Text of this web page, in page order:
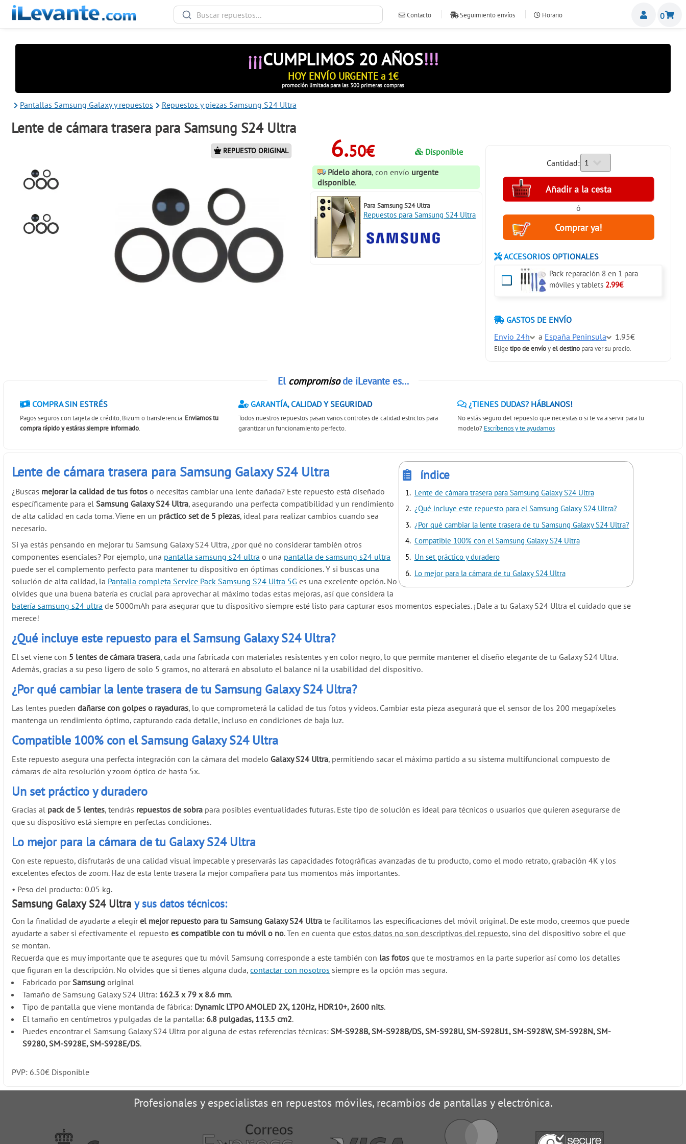
Contacto Seguimiento envíos Horario
ventas@ilevante.com
0
¡¡¡CUMPLIMOS 20 AÑOS!!!
HOY ENVÍO URGENTE a 1€
promoción limitada para las 300 primeras compras
Pantallas Samsung Galaxy y repuestos Repuestos y piezas Samsung S24 Ultra
Lente de cámara trasera para Samsung S24 Ultra
REPUESTO ORIGINAL 6.50€
Disponible
Pídelo ahora, con envío urgente
disponible.
Para Samsung S24 Ultra
Repuestos para Samsung S24 Ultra
Cantidad:
ó
ACCESORIOS OPTIONALES
Pack reparación 8 en 1 para
móviles y tablets 2.99€
GASTOS DE ENVÍO
Envio 24h
a España Peninsula 1.95€
Eligetipo de envíoyel destino para ver su precio.
El compromisode iLevante es...
COMPRA SIN ESTRÉS
Pagos seguros con tarjeta de crédito, Bizum o transferencia. Enviamos tu
compra rápido y estáras siempre informado.
GARANTÍA, CALIDAD Y SEGURIDAD
Todos nuestros repuestos pasan varios controles de calidad estrictos para
garantizar un funcionamiento perfecto.
¿TIENES DUDAS? HÁBLANOS!
No estás seguro del repuesto que necesitas o si te va a servir para tu
modelo? Escríbenos y te ayudamos
índice
Lente de cámara trasera para Samsung Galaxy S24 Ultra
¿Qué incluye este repuesto para el Samsung Galaxy S24 Ultra?
¿Por qué cambiar la lente trasera de tu Samsung Galaxy S24 Ultra?
Compatible 100% con el Samsung Galaxy S24 Ultra
Un set práctico y duradero
Lo mejor para la cámara de tu Galaxy S24 Ultra
Lente de cámara trasera para Samsung Galaxy S24 Ultra
¿Buscas mejorar la calidad de tus fotos o necesitas cambiar una lente dañada? Este repuesto está diseñado
específicamente para elSamsung Galaxy S24 Ultra, asegurando una perfecta compatibilidad y un rendimiento
de alta calidad en cada toma. Viene en un práctico set de 5 piezas, ideal para realizar cambios cuando sea
necesario.
Si ya estás pensando en mejorar tu Samsung Galaxy S24 Ultra, ¿por qué no considerar también otros
componentes esenciales? Por ejemplo, una pantalla samsung s24 ultra o una pantalla de samsung s24 ultra
puede ser el complemento perfecto para mantener tu dispositivo en óptimas condiciones. Y si buscas una
solución de alta calidad, la Pantalla completa Service Pack Samsung S24 Ultra 5G es una excelente opción. No
olvides que una buena batería es crucial para aprovechar al máximo todas estas mejoras, así que considera la
batería samsung s24 ultra de 5000mAh para asegurar que tu dispositivo siempre esté listo para capturar esos momentos especiales. ¡Dale a tu Galaxy S24 Ultra el cuidado que se
merece!
¿Qué incluye este repuesto para el Samsung Galaxy S24 Ultra?
El set viene con 5 lentes de cámara trasera, cada una fabricada con materiales resistentes y en color negro, lo que permite mantener el diseño elegante de tu Galaxy S24 Ultra.
Además, gracias a su peso ligero de solo 5 gramos, no alterará en absoluto el balance ni la usabilidad del dispositivo.
¿Por qué cambiar la lente trasera de tu Samsung Galaxy S24 Ultra?
Las lentes puedendañarse con golpes o rayaduras, lo que comprometerá la calidad de tus fotos y videos. Cambiar esta pieza asegurará que el sensor de los 200 megapíxeles
mantenga un rendimiento óptimo, capturando cada detalle, incluso en condiciones de baja luz.
Compatible 100% con el Samsung Galaxy S24 Ultra
Este repuesto asegura una perfecta integración con la cámara del modelo Galaxy S24 Ultra, permitiendo sacar el máximo partido a su sistema multifuncional compuesto de
cámaras de alta resolución y zoom óptico de hasta 5x.
Un set práctico y duradero
Gracias al pack de 5 lentes, tendrás repuestos de sobra para posibles eventualidades futuras. Este tipo de solución es ideal para técnicos o usuarios que quieren asegurarse de
que su dispositivo está siempre en perfectas condiciones.
Lo mejor para la cámara de tu Galaxy S24 Ultra
Con este repuesto, disfrutarás de una calidad visual impecable y preservarás las capacidades fotográficas avanzadas de tu producto, como el modo retrato, grabación 4K y los
excelentes efectos de zoom. Haz de esta lente trasera la mejor compañera para tus momentos más importantes.
• Peso del producto: 0.05 kg.
Samsung Galaxy S24 Ultra y sus datos técnicos:
Con la finalidad de ayudarte a elegirel mejor repuesto para tu Samsung Galaxy S24 Ultra te facilitamos las especificaciones del móvil original. De este modo, creemos que puede
ayudarte a saber si efectivamente el repuestoes compatible con tu móvil o no. Ten en cuenta queestos datos no son descriptivos del repuesto, sino del dispositivo sobre el que
se montan.
Recuerda que es muy importante que te asegures que tu móvil Samsung corresponde a este también con las fotos que te mostramos en la parte superior así como los detalles
que figuran en la descripción. No olvides que si tienes alguna duda,contactar con nosotros siempre es la opción mas segura.
Fabricado porSamsung original
Tamaño de Samsung Galaxy S24 Ultra: 162.3 x 79 x 8.6 mm.
Tipo de pantalla que viene montanda de fábrica: Dynamic LTPO AMOLED 2X, 120Hz, HDR10+, 2600 nits.
El tamaño en centímetros y pulgadas de la pantalla: 6.8 pulgadas, 113.5 cm2.
Puedes encontrar el Samsung Galaxy S24 Ultra por alguna de estas referencias técnicas:SM-S928B, SM-S928B/DS, SM-S928U, SM-S928U1, SM-S928W, SM-S928N, SM-
S9280, SM-S928E, SM-S928E/DS.
PVP: 6.50€ Disponible
Profesionales y especialistas en repuestos móviles, recambios de pantallas y electrónica.